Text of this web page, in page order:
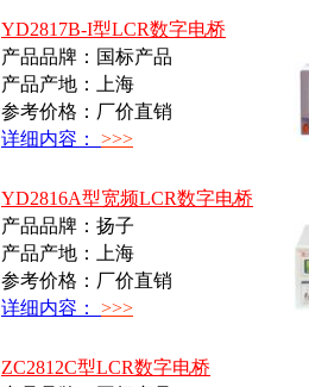
YD2817B-I型LCR数字电桥
产品品牌：国标产品
产品产地：上海
参考价格：厂价直销
详细内容： >>>
YD2816A型宽频LCR数字电桥
产品品牌：扬子
产品产地：上海
参考价格：厂价直销
详细内容： >>>
ZC2812C型LCR数字电桥